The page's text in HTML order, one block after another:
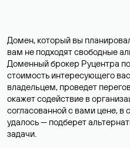
Домен, который вы
вам не подходят свободные
Доменный брокер Руцентра
стоимость интересующего
владельцем, проведет
окажет содействие в
согласованной с вами цене, в
удалось — подберет
задачи.